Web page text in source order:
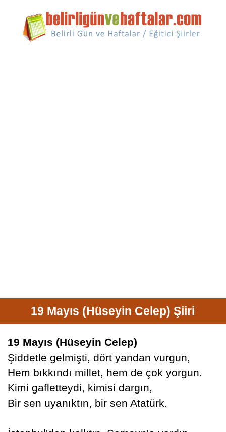
19 Mayıs (Hüseyin Celep) Şiiri
19 Mayıs (Hüseyin Celep)
Şiddetle gelmişti, dört yandan vurgun,
Hem bıkkındı millet, hem de çok yorgun.
Kimi gafletteydi, kimisi dargın,
Bir sen uyanıktın, bir sen Atatürk.